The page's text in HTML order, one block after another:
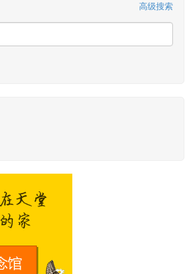
高级搜索